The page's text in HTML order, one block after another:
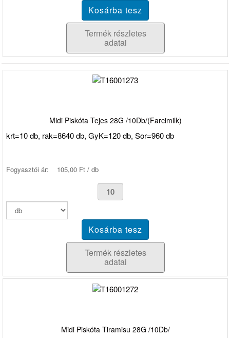
Termék részletes
adatai
Midi Piskóta Tejes 28G /10Db/(Farcimilk)
krt=10 db, rak=8640 db, GyK=120 db, Sor=960 db
Fogyasztói ár: 105,00 Ft / db
Termék részletes
adatai
Midi Piskóta Tiramisu 28G /10Db/